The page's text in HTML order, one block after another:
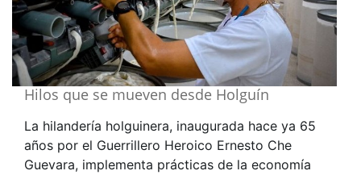
Hilos que se mueven desde Holguín
La hilandería holguinera, inaugurada hace ya 65
años por el Guerrillero Heroico Ernesto Che
Guevara, implementa prácticas de la economía